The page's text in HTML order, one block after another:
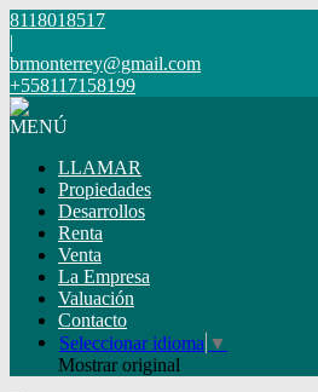
8118018517
|
brmonterrey@gmail.com
+558117158199
MENÚ
LLAMAR
Propiedades
Desarrollos
Renta
Venta
La Empresa
Valuación
Contacto
Seleccionar idioma ▼
Mostrar original